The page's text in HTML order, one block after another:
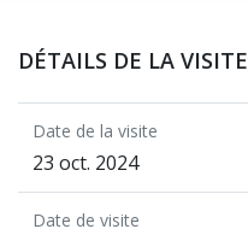
DÉTAILS DE LA VISITE
Date de la visite
23 oct. 2024
Date de visite